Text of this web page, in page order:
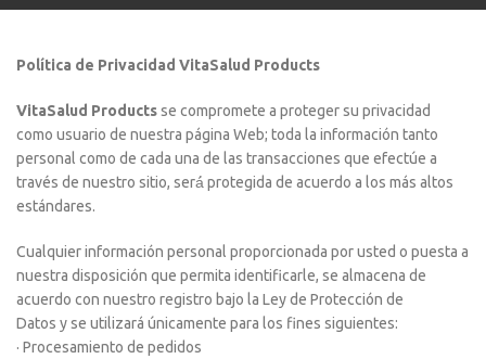
Política de Privacidad VitaSalud Products
VitaSalud Productsse compromete a proteger su privacidad
como usuario de nuestra página Web; toda la información tanto
personal como de cada una de las transacciones que efectúe a
través de nuestro sitio, será́ protegida de acuerdo a los más altos
estándares.
Cualquier información personal proporcionada por usted o puesta a
nuestra disposición que permita identificarle, se almacena de
acuerdo con nuestro registro bajo la Ley de Protección de
Datos y se utilizará únicamente para los fines siguientes:
· Procesamiento de pedidos